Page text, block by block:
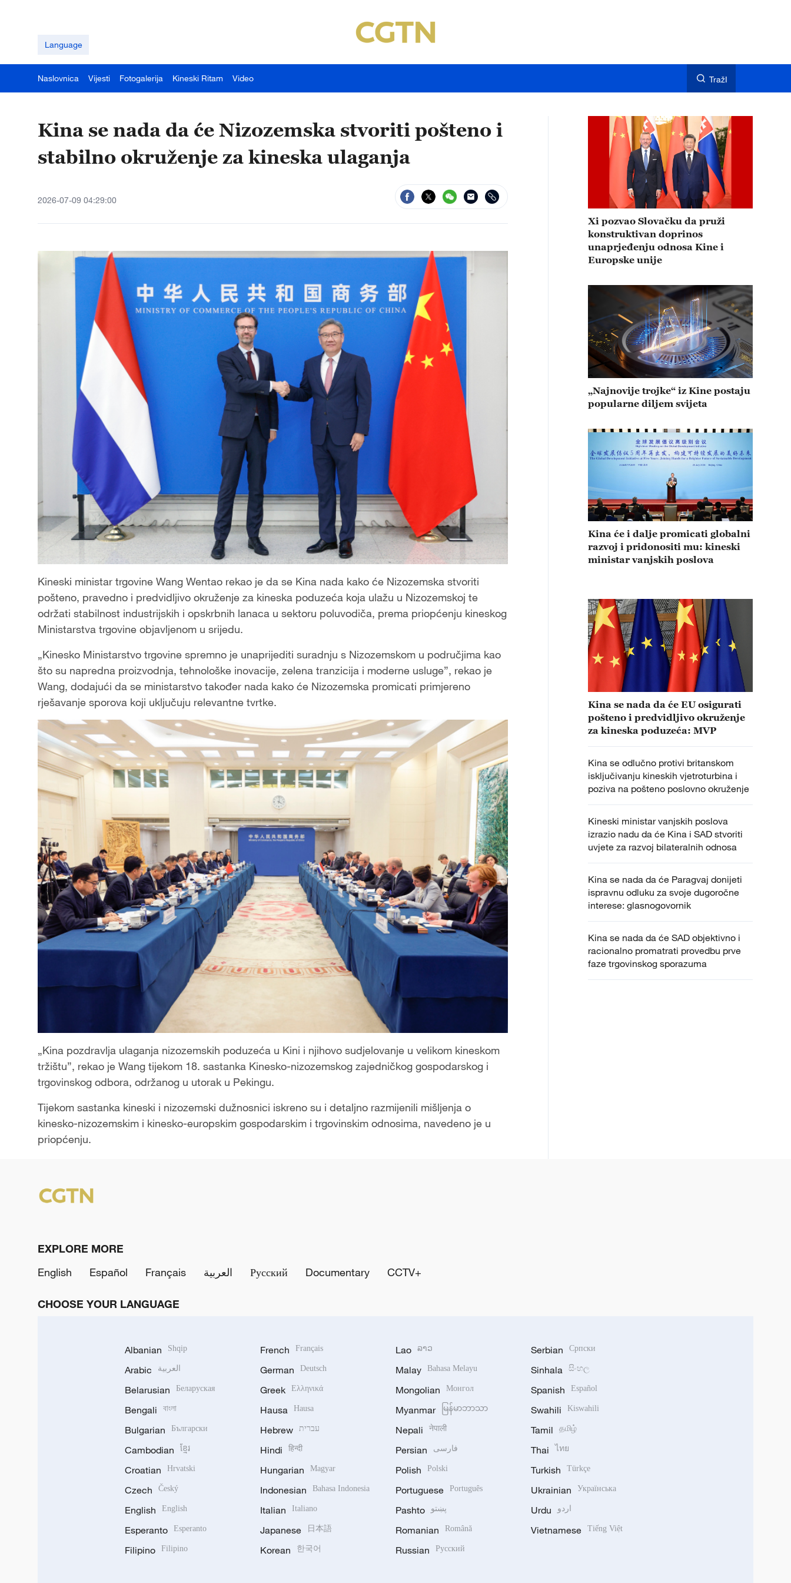
Language
Naslovnica Vijesti Fotogalerija Kineski Ritam Video TražI
Kina se nada da će Nizozemska stvoriti pošteno i
stabilno okruženje za kineska ulaganja
2026-07-09 04:29:00
Kineski ministar trgovine Wang Wentao rekao je da se Kina nada kako će Nizozemska stvoriti
pošteno, pravedno i predvidljivo okruženje za kineska poduzeća koja ulažu u Nizozemskoj te
održati stabilnost industrijskih i opskrbnih lanaca u sektoru poluvodiča, prema priopćenju kineskog
Ministarstva trgovine objavljenom u srijedu.
„Kinesko Ministarstvo trgovine spremno je unaprijediti suradnju s Nizozemskom u područjima kao
što su napredna proizvodnja, tehnološke inovacije, zelena tranzicija i moderne usluge”, rekao je
Wang, dodajući da se ministarstvo također nada kako će Nizozemska promicati primjereno
rješavanje sporova koji uključuju relevantne tvrtke.
„Kina pozdravlja ulaganja nizozemskih poduzeća u Kini i njihovo sudjelovanje u velikom kineskom
tržištu”, rekao je Wang tijekom 18. sastanka Kinesko-nizozemskog zajedničkog gospodarskog i
trgovinskog odbora, održanog u utorak u Pekingu.
Tijekom sastanka kineski i nizozemski dužnosnici iskreno su i detaljno razmijenili mišljenja o
kinesko-nizozemskim i kinesko-europskim gospodarskim i trgovinskim odnosima, navedeno je u
priopćenju.
Xi pozvao Slovačku da pruži
konstruktivan doprinos
unaprjeđenju odnosa Kine i
Europske unije
„Najnovije trojke“ iz Kine postaju
popularne diljem svijeta
Kina će i dalje promicati globalni
razvoj i pridonositi mu: kineski
ministar vanjskih poslova
Kina se nada da će EU osigurati
pošteno i predvidljivo okruženje
za kineska poduzeća: MVP
Kina se odlučno protivi britanskom
isključivanju kineskih vjetroturbina i
poziva na pošteno poslovno okruženje
Kineski ministar vanjskih poslova
izrazio nadu da će Kina i SAD stvoriti
uvjete za razvoj bilateralnih odnosa
Kina se nada da će Paragvaj donijeti
ispravnu odluku za svoje dugoročne
interese: glasnogovornik
Kina se nada da će SAD objektivno i
racionalno promatrati provedbu prve
faze trgovinskog sporazuma
EXPLORE MORE
English
Español Français العربية Русский Documentary CCTV+
CHOOSE YOUR LANGUAGE
Albanian Shqip
Arabic العربية
Belarusian Беларуская
Bengali বাংলা
Bulgarian Български
Cambodian ខ្មែរ
Croatian Hrvatski
Czech Český
English English
Esperanto Esperanto
Filipino Filipino
French Français
German Deutsch
Greek Ελληνικά
Hausa Hausa
Hebrew עברית
Hindi हिन्दी
Hungarian Magyar
Indonesian Bahasa Indonesia
Italian Italiano
Japanese 日本語
Korean 한국어
Lao ລາວ
Malay Bahasa Melayu
Mongolian Монгол
Myanmar မြန်မာဘာသာ
Nepali नेपाली
Persian فارسی
Polish Polski
Portuguese Português
Pashto پښتو
Romanian Română
Russian Русский
Serbian Српски
Sinhala සිංහල
Spanish Español
Swahili Kiswahili
Tamil தமிழ்
Thai ไทย
Turkish Türkçe
Ukrainian Українська
Urdu اردو
Vietnamese Tiếng Việt